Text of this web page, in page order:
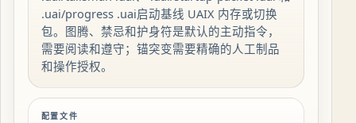
.uai/progress .uai启动基线 UAIX 内存或切换
包。图腾、禁忌和护身符是默认的主动指令，
需要阅读和遵守；锚突变需要精确的人工制品
和操作授权。
配置文件